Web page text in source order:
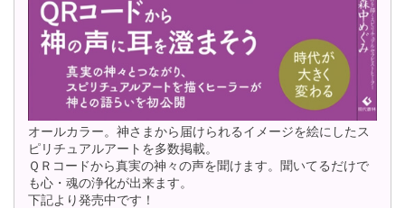
オールカラー。神さまから届けられるイメージを絵にしたス
ピリチュアルアートを多数掲載。
ＱＲコードから真実の神々の声を聞けます。聞いてるだけで
も心・魂の浄化が出来ます。
下記より発売中です！